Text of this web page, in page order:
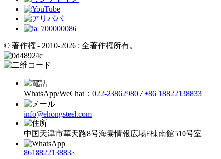
© 著作権 - 2010-2026 : 全著作権所有。
WhatsApp/WeChat： 022-23862980 / +86 18822138833
info@ehongsteel.com
中国天津市華天路8号海泰情報広場F棟南館510号室
8618822138833